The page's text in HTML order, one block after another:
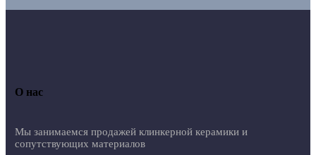
О нас
Мы занимаемся продажей клинкерной керамики и
сопутствующих материалов